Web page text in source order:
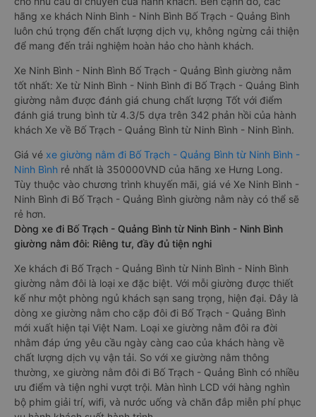
hãng xe khách Ninh Bình - Ninh Bình Bố Trạch - Quảng Bình
luôn chú trọng đến chất lượng dịch vụ, không ngừng cải thiện
để mang đến trải nghiệm hoàn hảo cho hành khách.
Xe Ninh Bình - Ninh Bình Bố Trạch - Quảng Bình giường nằm
tốt nhất: Xe từ Ninh Bình - Ninh Bình đi Bố Trạch - Quảng Bình
giường nằm được đánh giá chung chất lượng Tốt với điểm
đánh giá trung bình từ 4.3/5 dựa trên 342 phản hồi của hành
khách Xe về Bố Trạch - Quảng Bình từ Ninh Bình - Ninh Bình.
Giá vé xe giường nằm đi Bố Trạch - Quảng Bình từ Ninh Bình -
Ninh Bình rẻ nhất là 350000VND của hãng xe Hưng Long.
Tùy thuộc vào chương trình khuyến mãi, giá vé Xe Ninh Bình -
Ninh Bình đi Bố Trạch - Quảng Bình giường nằm này có thể sẽ
rẻ hơn.
Dòng xe đi Bố Trạch - Quảng Bình từ Ninh Bình - Ninh Bình
giường nằm đôi: Riêng tư, đầy đủ tiện nghi
Xe khách đi Bố Trạch - Quảng Bình từ Ninh Bình - Ninh Bình
giường nằm đôi là loại xe đặc biệt. Với mỗi giường được thiết
kế như một phòng ngủ khách sạn sang trọng, hiện đại. Đây là
dòng xe giường nằm cho cặp đôi đi Bố Trạch - Quảng Bình
mới xuất hiện tại Việt Nam. Loại xe giường nằm đôi ra đời
nhằm đáp ứng yêu cầu ngày càng cao của khách hàng về
chất lượng dịch vụ vận tải. So với xe giường nằm thông
thường, xe giường nằm đôi đi Bố Trạch - Quảng Bình có nhiều
ưu điểm và tiện nghi vượt trội. Màn hình LCD với hàng nghìn
bộ phim giải trí, wifi, và nước uống và chăn đắp miễn phí phục